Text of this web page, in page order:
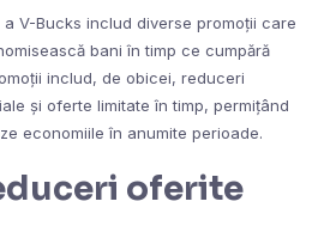
V-Bucks includ diverse promoții care
bani în timp ce cumpără
includ, de obicei, reduceri
și oferte limitate în timp, permițând
economiile în anumite perioade.
oferite